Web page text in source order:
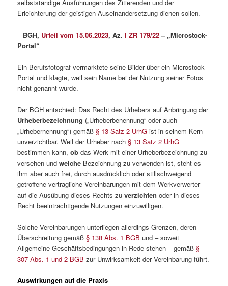
selbstständige Ausführungen des Zitierenden und der
Erleichterung der geistigen Auseinandersetzung dienen sollen.
_ BGH, Urteil vom 15.06.2023, Az.I ZR 179/22– „Microstock-
Portal“
Ein Berufsfotograf vermarktete seine Bilder über ein Microstock-
Portal und klagte, weil sein Name bei der Nutzung seiner Fotos
nicht genannt wurde.
Der BGH entschied: Das Recht des Urhebers auf Anbringung der
Urheberbezeichnung („Urheberbenennung“ oder auch
„Urhebernennung“) gemäß§ 13 Satz 2 UrhG ist in seinem Kern
unverzichtbar. Weil der Urheber nach§ 13 Satz 2 UrhG
bestimmen kann,ob das Werk mit einer Urheberbezeichnung zu
versehen undwelche Bezeichnung zu verwenden ist, steht es
ihm aber auch frei, durch ausdrücklich oder stillschweigend
getroffene vertragliche Vereinbarungen mit dem Werkverwerter
auf die Ausübung dieses Rechts zuverzichten oder in dieses
Recht beeinträchtigende Nutzungen einzuwilligen.
Solche Vereinbarungen unterliegen allerdings Grenzen, deren
Überschreitung gemäß§ 138 Abs. 1 BGB und – soweit
Allgemeine Geschäftsbedingungen in Rede stehen – gemäß§
307 Abs. 1 und 2 BGB zur Unwirksamkeit der Vereinbarung führt.
Auswirkungen auf die Praxis